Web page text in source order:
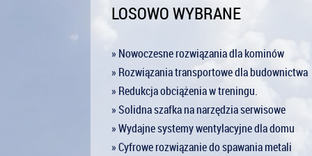
LOSOWO WYBRANE
» Nowoczesne rozwiązania dla kominów
» Rozwiązania transportowe dla budownictwa
» Redukcja obciążenia w treningu.
» Solidna szafka na narzędzia serwisowe
» Wydajne systemy wentylacyjne dla domu
» Cyfrowe rozwiązanie do spawania metali